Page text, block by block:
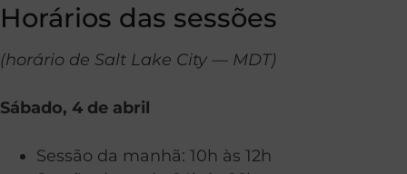
Horários das sessões
(horário de Salt Lake City — MDT)
Sábado, 4 de abril
Sessão da manhã: 10h às 12h